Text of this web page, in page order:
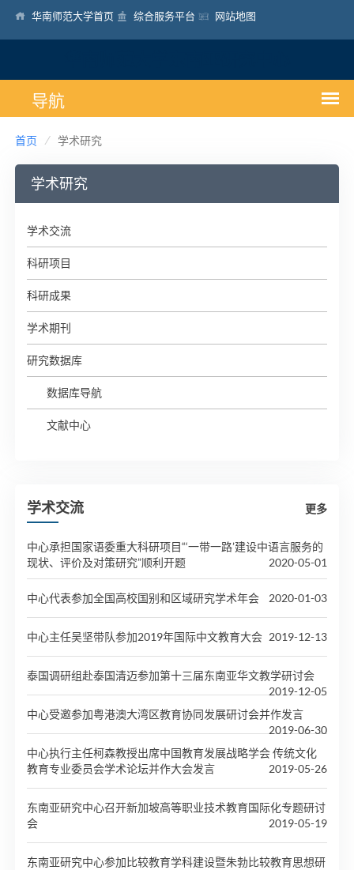
华南师范大学首页 综合服务平台 网站地图
首页 学术研究
学术研究
学术交流
科研项目
科研成果
学术期刊
研究数据库
数据库导航
文献中心
学术交流 更多
中心承担国家语委重大科研项目“‘一带一路’建设中语言服务的
现状、评价及对策研究”顺利开题
2020-05-01
中心代表参加全国高校国别和区域研究学术年会 2020-01-03
中心主任吴坚带队参加2019年国际中文教育大会 2019-12-13
泰国调研组赴泰国清迈参加第十三届东南亚华文教学研讨会
2019-12-05
中心受邀参加粤港澳大湾区教育协同发展研讨会并作发言
2019-06-30
中心执行主任柯森教授出席中国教育发展战略学会 传统文化
教育专业委员会学术论坛并作大会发言
2019-05-26
东南亚研究中心召开新加坡高等职业技术教育国际化专题研讨
会
2019-05-19
东南亚研究中心参加比较教育学科建设暨朱勃比较教育思想研